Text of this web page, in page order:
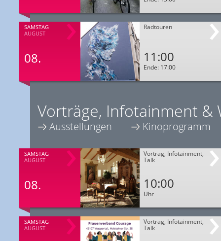
SAMSTAG
AUGUST
08.
Radtouren
11:00
Ende: 17:00
Vorträge, Infotainment &
Ausstellungen Kinoprogramm
SAMSTAG
AUGUST
08.
Vortrag, Infotainment,
Talk
10:00
Uhr
SAMSTAG
AUGUST
Vortrag, Infotainment,
Talk